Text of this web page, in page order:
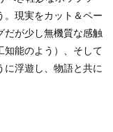
。現実をカット＆ペー
だが少し無機質な感触
知能のよう）、そして
に浮遊し、物語と共に